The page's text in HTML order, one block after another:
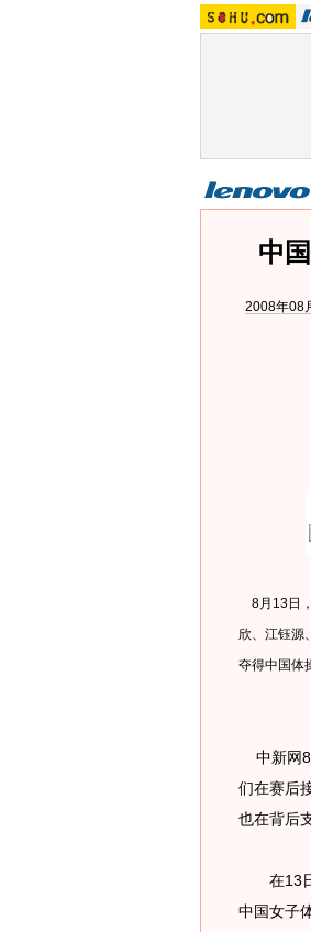
中
2008年08
8月13日
欣、江钰源
夺得中国体
中新网8
们在赛后
也在背后
在13日
中国女子